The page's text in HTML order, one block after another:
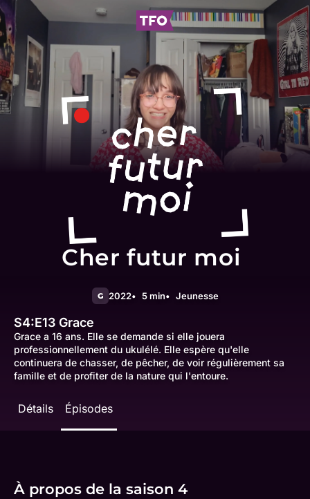
Cher futur moi
G 2022 5 min Jeunesse
S4:E13 Grace
Grace a 16 ans. Elle se demande si elle jouera
professionnellement du ukulélé. Elle espère qu'elle
continuera de chasser, de pêcher, de voir régulièrement sa
famille et de profiter de la nature qui l'entoure.
Détails Épisodes
À propos de la saison 4